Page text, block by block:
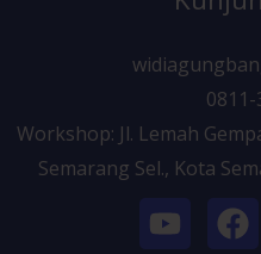
Workshop: Jl. Lemah
Semarang Sel., Kota